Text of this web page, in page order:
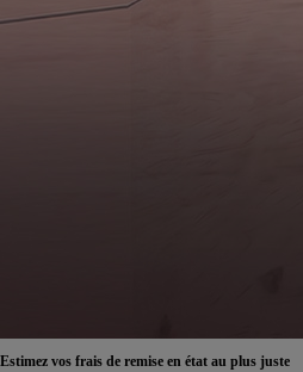
Réservez en ligne votre occasion pour 1€ seulement